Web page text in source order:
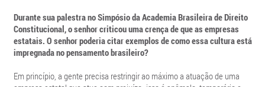
Durante sua palestra no Simpósio da Academia Brasileira de Direito
Constitucional, o senhor criticou uma crença de que as empresas
estatais. O senhor poderia citar exemplos de como essa cultura está
impregnada no pensamento brasileiro?
Em princípio, a gente precisa restringir ao máximo a atuação de uma